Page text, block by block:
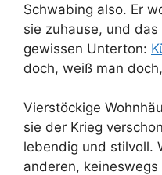
Schwabing also. Er
sie zuhause, und
gewissen Unterton:
doch, weiß man
Vierstöckige
sie der Krieg
lebendig und stilvoll.
anderen,